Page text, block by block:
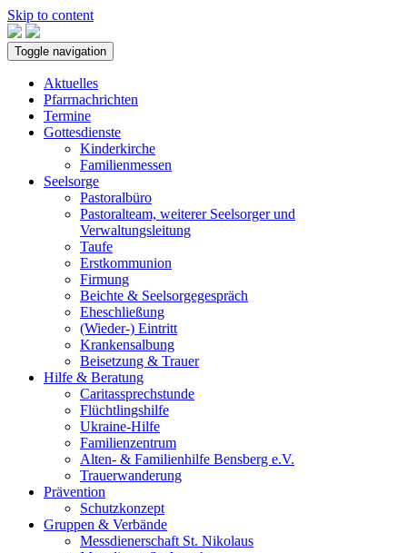
Skip to content
Toggle navigation
Aktuelles
Pfarrnachrichten
Termine
Gottesdienste
Kinderkirche
Familienmessen
Seelsorge
Pastoralbüro
Pastoralteam, weiterer Seelsorger und
Verwaltungsleitung
Taufe
Erstkommunion
Firmung
Beichte & Seelsorgegespräch
Eheschließung
(Wieder-) Eintritt
Krankensalbung
Beisetzung & Trauer
Hilfe & Beratung
Caritassprechstunde
Flüchtlingshilfe
Ukraine-Hilfe
Familienzentrum
Alten- & Familienhilfe Bensberg e.V.
Trauerwanderung
Prävention
Schutzkonzept
Gruppen & Verbände
Messdienerschaft St. Nikolaus